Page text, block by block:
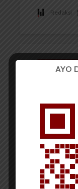
Redaksi
Menwa
Redaksi
AYO